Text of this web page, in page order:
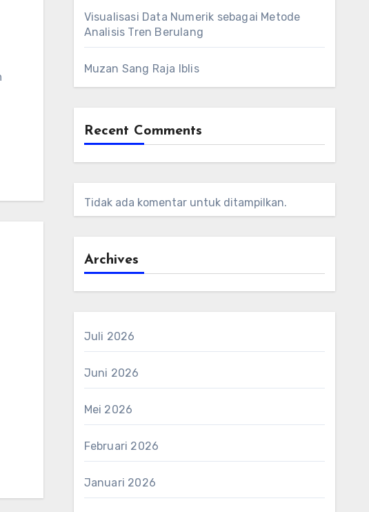
Visualisasi Data Numerik sebagai Metode
Analisis Tren Berulang
Muzan Sang Raja Iblis
Recent Comments
Tidak ada komentar untuk ditampilkan.
Archives
Juli 2026
Juni 2026
Mei 2026
Februari 2026
Januari 2026